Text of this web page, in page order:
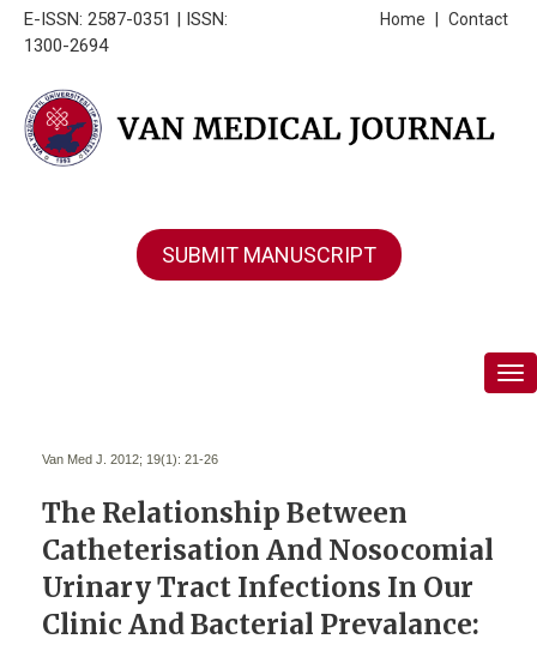
E-ISSN: 2587-0351 | ISSN:
1300-2694
Contact
Home
SUBMIT MANUSCRIPT
Van Med J. 2012; 19(1): 21-26
The Relationship Between
Catheterisation And Nosocomial
Urinary Tract Infections In Our
Clinic And Bacterial Prevalance: